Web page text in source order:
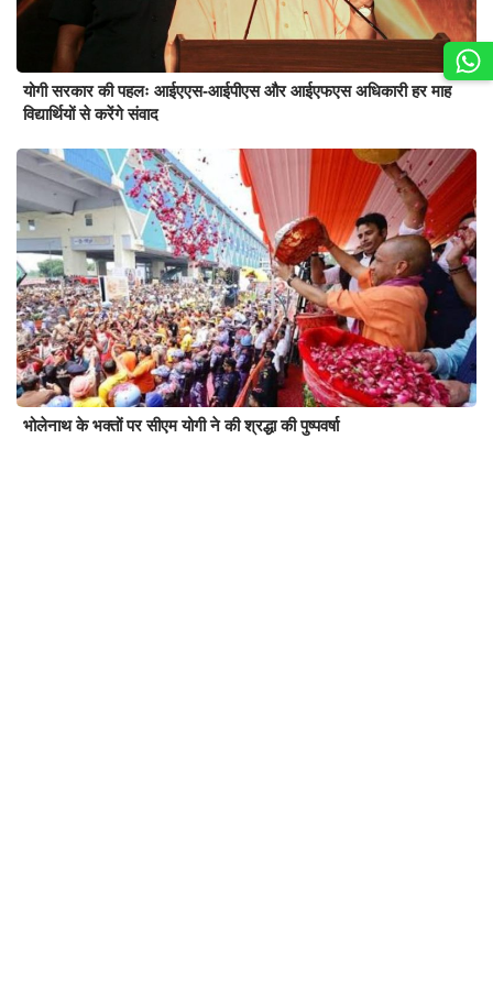
योगी सरकार की पहलः आईएएस-आईपीएस और आईएफएस अधिकारी हर माह
विद्यार्थियों से करेंगे संवाद
भोलेनाथ के भक्तों पर सीएम योगी ने की श्रद्धा की पुष्पवर्षा